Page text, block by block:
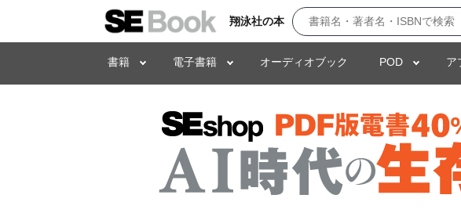
翔泳社の本
書籍 電子書籍 オーディオブック POD ア